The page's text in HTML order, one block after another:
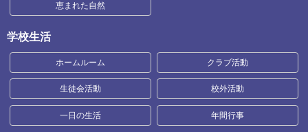
恵まれた自然
学校生活
ホームルーム クラブ活動
生徒会活動 校外活動
一日の生活 年間行事